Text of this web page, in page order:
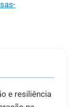
e resiliência